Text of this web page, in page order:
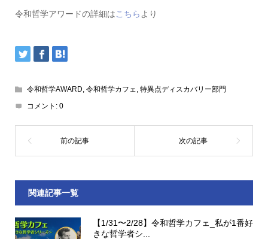
令和哲学アワードの詳細はこちら より
令和哲学AWARD 令和哲学カフェ 特異点ディスカバリー部門
コメント: 0
関連記事一覧
【1/31〜2/28】令和哲学カフェ_私が1番好
きな哲学者シ...